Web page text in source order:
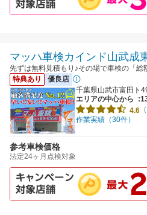
マッハ車検カインド山武成
先ずは無料見積もり♪その場で車検の「総
特典あり
優良店
千葉県山武市富田ト
エリアの中心から
4.6
作業実績（30件）
参考車検価格
法定24ヶ月点検対象